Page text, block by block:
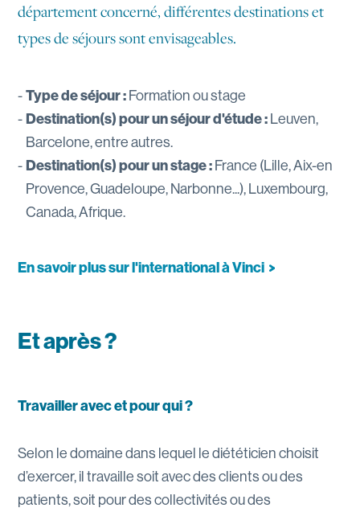
département concerné, différentes destinations et
types de séjours sont envisageables.
Type de séjour :Formation ou stage
Destination(s) pour un séjour d'étude :Leuven,
Barcelone, entre autres.
Destination(s) pour un stage :France (Lille, Aix-en
Provence, Guadeloupe, Narbonne...), Luxembourg,
Canada, Afrique.
En savoir plus sur l'international àVinci
Et après ?
Travailler avec et pour qui ?
Selon le domaine dans lequel le diététicien choisit
d’exercer, il travaille soit avec des clients ou des
patients, soit pour des collectivités ou des